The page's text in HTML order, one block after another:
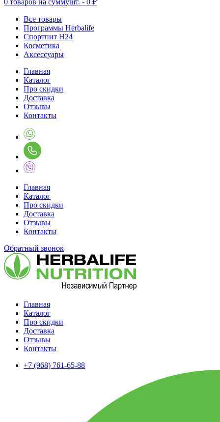
0 товаров на суммушт. - 0 ₽
Все товары
Программы Herbalife
Спортпит H24
Косметика
Аксессуары
Главная
Каталог
Про скидки
Доставка
Отзывы
Контакты
Главная
Каталог
Про скидки
Доставка
Отзывы
Контакты
Обратный звонок
Главная
Каталог
Про скидки
Доставка
Отзывы
Контакты
+7 (968) 761-65-88